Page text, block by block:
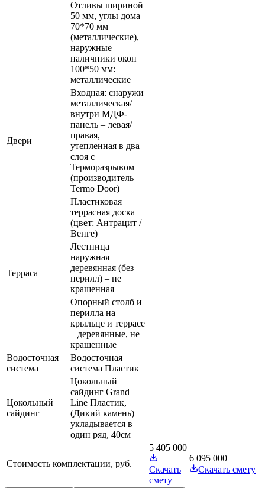
Отливы шириной
50 мм, углы дома
70*70 мм
(металлические),
наружные
наличники окон
100*50 мм:
металлические
Двери
Входная: снаружи
металлическая/
внутри МДФ-
панель – левая/
правая,
утепленная в два
слоя с
Терморазрывом
(производитель
Termo Door)
Терраса
Пластиковая
террасная доска
(цвет: Антрацит /
Венге)
Лестница
наружная
деревянная (без
перилл) – не
крашенная
Опорный столб и
перилла на
крыльце и террасе
– деревянные, не
крашенные
Водосточная
система
Водосточная
система Пластик
Цокольный
сайдинг
Цокольный
сайдинг Grand
Line Пластик,
(Дикий камень)
укладывается в
один ряд, 40см
Стоимость комплектации, руб.
5 405 000
Скачать
смету
6 095 000
Скачать смету